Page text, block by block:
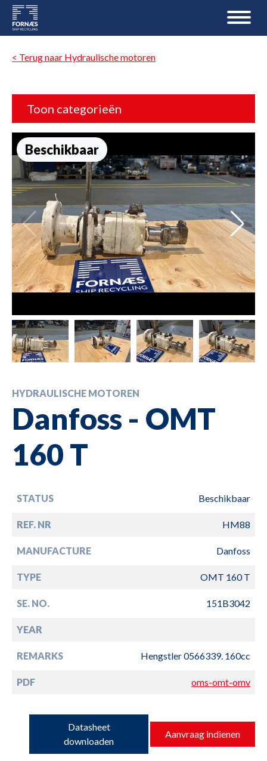
< Terug naar Hydraulische motoren
Toon categorieën
Beschikbaar
HYDRAULISCHE MOTOREN
Danfoss - OMT
160 T
STATUS Beschikbaar
REF. NR HM88
MANUFACTURE Danfoss
TYPE OMT 160 T
SE. NO. 151B3042
YEAR
REMARKS Hengstler 0566339. 160cc
PDF oms-omt-omv
Datasheet
downloaden
Aanvraag indienen